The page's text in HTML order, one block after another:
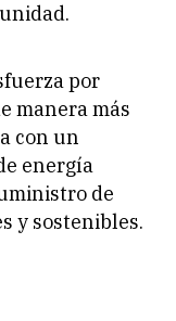
por
manera más
con un
energía
de
y sostenibles.